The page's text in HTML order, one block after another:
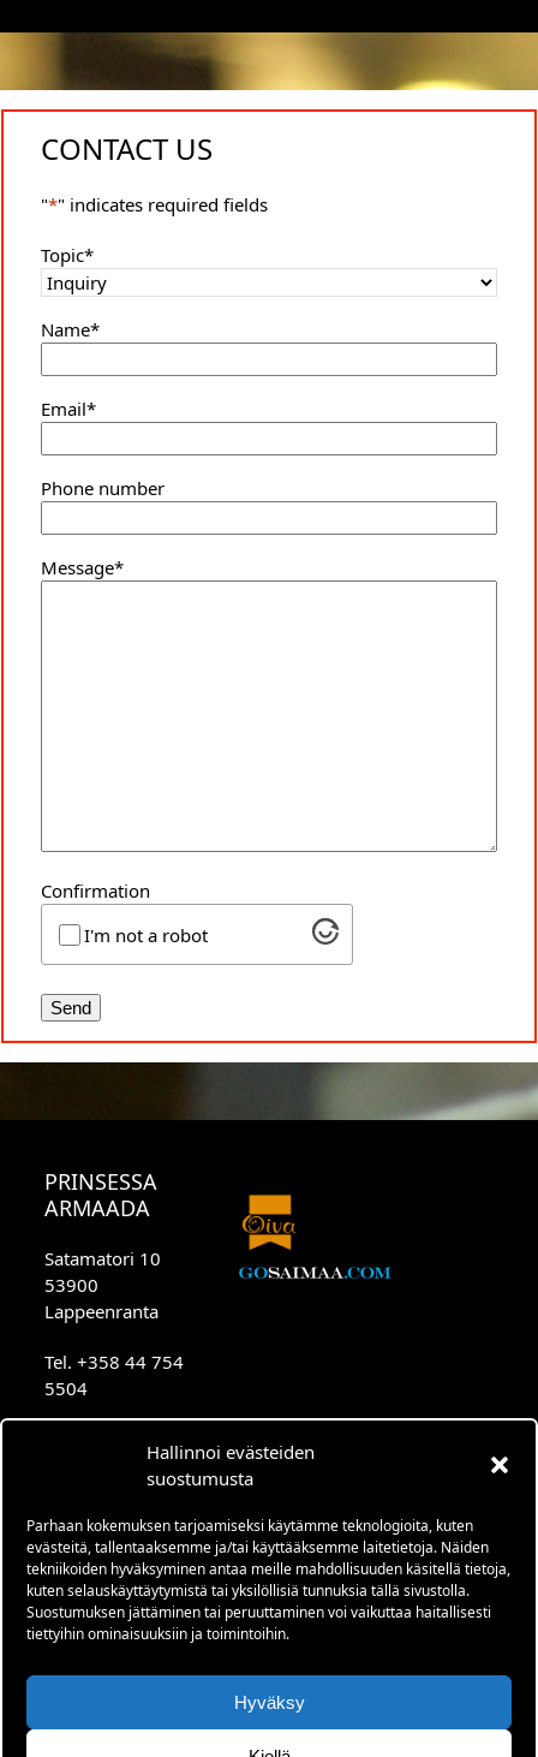
Hallinnoi evästeiden
suostumusta
Parhaan kokemuksen tarjoamiseksi käytämme teknologioita, kuten
evästeitä, tallentaaksemme ja/tai käyttääksemme laitetietoja. Näiden
tekniikoiden hyväksyminen antaa meille mahdollisuuden käsitellä tietoja,
kuten selauskäyttäytymistä tai yksilöllisiä tunnuksia tällä sivustolla.
Suostumuksen jättäminen tai peruuttaminen voi vaikuttaa haitallisesti
tiettyihin ominaisuuksiin ja toimintoihin.
Hyväksy
CONTACT US
"*" indicates required fields
Topic*
Name*
Email*
Phone number
Message*
Confirmation
I'm not a robot
PRINSESSA
ARMAADA
Satamatori 10
53900
Lappeenranta
Tel. +358 44 754
5504
open from mid-
april to mid-
september always
when weather
permitting.
Normally 10.00-
02.00.
rights.